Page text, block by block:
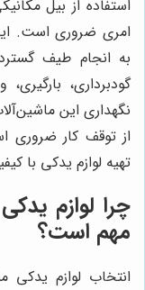
استفاده از بیل
امری ضروری است.
به انجام طیف
گودبرداری،
نگهداری این
از توقف کار ضروری
تهیه لوازم یدکی با
چرا لوازم
مهم است؟
انتخاب لوازم یدکی